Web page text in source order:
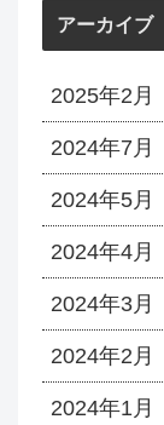
アーカイブ
2025年2月
2024年7月
2024年5月
2024年4月
2024年3月
2024年2月
2024年1月